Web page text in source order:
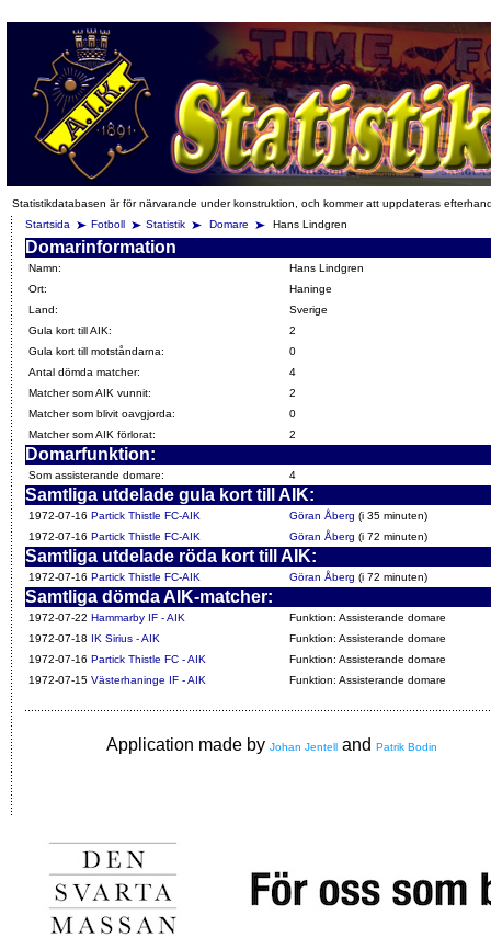
Statistikdatabasen är för närvarande under konstruktion, och kommer att uppdateras
Startsida
Fotboll Statistik Domare Hans Lindgren
Domarinformation
Namn:
Hans Lindgren
Ort:
Haninge
Land:
Sverige
Gula kort till AIK:
2
Gula kort till motståndarna:
0
Antal dömda matcher:
4
Matcher som AIK vunnit:
2
Matcher som blivit oavgjorda:
0
Matcher som AIK förlorat:
2
Domarfunktion:
Som assisterande domare: 4
Samtliga utdelade gula kort till AIK:
1972-07-16 Partick Thistle FC-AIK Göran Åberg (i 35 minuten)
1972-07-16 Partick Thistle FC-AIK Göran Åberg (i 72 minuten)
Samtliga utdelade röda kort till AIK:
1972-07-16 Partick Thistle FC-AIK Göran Åberg (i 72 minuten)
Samtliga dömda AIK-matcher:
1972-07-22 Hammarby IF - AIK
Funktion: Assisterande domare
1972-07-18 IK Sirius - AIK
Funktion: Assisterande domare
1972-07-16 Partick Thistle FC - AIK
Funktion: Assisterande domare
1972-07-15 Västerhaninge IF - AIK Funktion: Assisterande domare
Application made by Johan Jentell and Patrik Bodin